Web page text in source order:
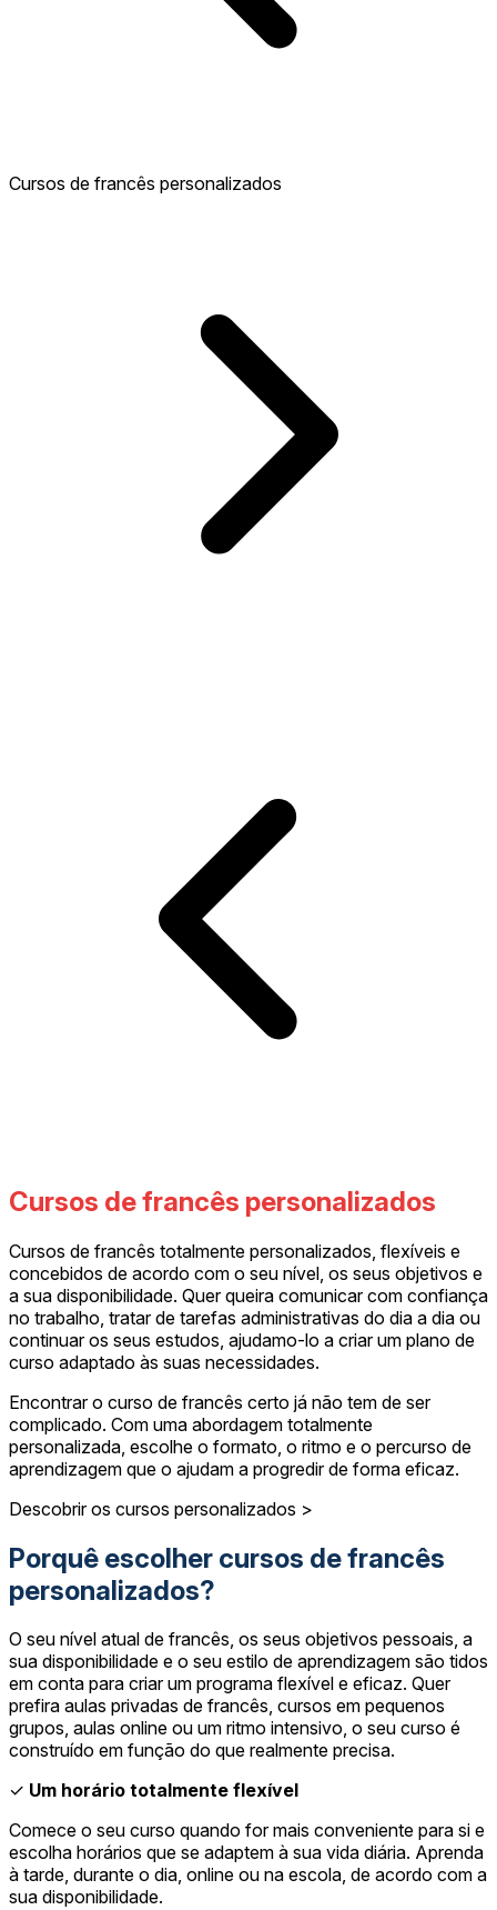
Cursos de francês personalizados
Cursos de francês personalizados
Cursos de francês totalmente personalizados, flexíveis e
concebidos de acordo com o seu nível, os seus objetivos e
a sua disponibilidade. Quer queira comunicar com confiança
no trabalho, tratar de tarefas administrativas do dia a dia ou
continuar os seus estudos, ajudamo-lo a criar um plano de
curso adaptado às suas necessidades.
Encontrar o curso de francês certo já não tem de ser
complicado. Com uma abordagem totalmente
personalizada, escolhe o formato, o ritmo e o percurso de
aprendizagem que o ajudam a progredir de forma eficaz.
Descobrir os cursos personalizados >
Porquê escolher cursos de francês
personalizados?
O seu nível atual de francês, os seus objetivos pessoais, a
sua disponibilidade e o seu estilo de aprendizagem são tidos
em conta para criar um programa flexível e eficaz. Quer
prefira aulas privadas de francês, cursos em pequenos
grupos, aulas online ou um ritmo intensivo, o seu curso é
construído em função do que realmente precisa.
✓ Um horário totalmente flexível
Comece o seu curso quando for mais conveniente para si e
escolha horários que se adaptem à sua vida diária. Aprenda
à tarde, durante o dia, online ou na escola, de acordo com a
sua disponibilidade.